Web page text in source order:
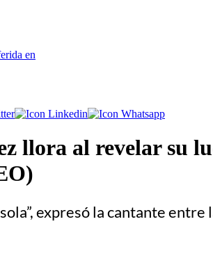
en
llora al revelar su
expresó la cantante